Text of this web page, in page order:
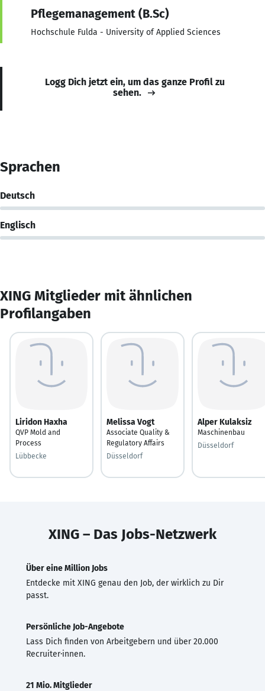
Pflegemanagement (B.Sc)
Hochschule Fulda - University of Applied Sciences
Logg Dich jetzt ein, um das ganze Profil zu
sehen.
Sprachen
Deutsch
Englisch
XING Mitglieder mit ähnlichen
Profilangaben
Liridon Haxha
QVP Mold and
Process
Lübbecke
Melissa Vogt
Associate Quality &
Regulatory Affairs
Düsseldorf
Alper Kulaksiz
Maschinenbau
Düsseldorf
XING – Das Jobs-Netzwerk
Über eine Million Jobs
Entdecke mit XING genau den Job, der wirklich zu Dir
passt.
Persönliche Job-Angebote
Lass Dich finden von Arbeitgebern und über 20.000
Recruiter·innen.
21 Mio. Mitglieder